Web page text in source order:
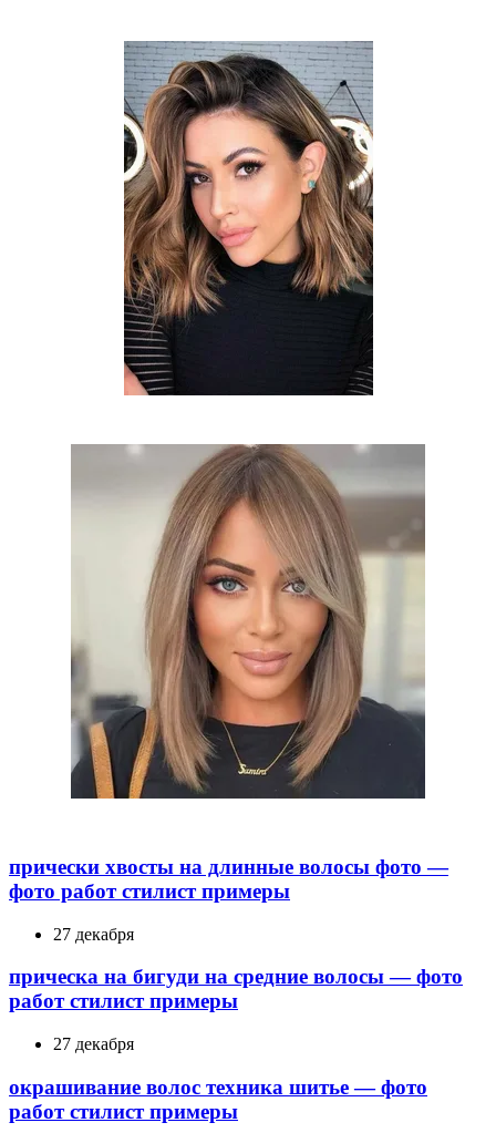
прически хвосты на длинные волосы фото —
фото работ стилист примеры
27 декабря
прическа на бигуди на средние волосы — фото
работ стилист примеры
27 декабря
окрашивание волос техника шитье — фото
работ стилист примеры